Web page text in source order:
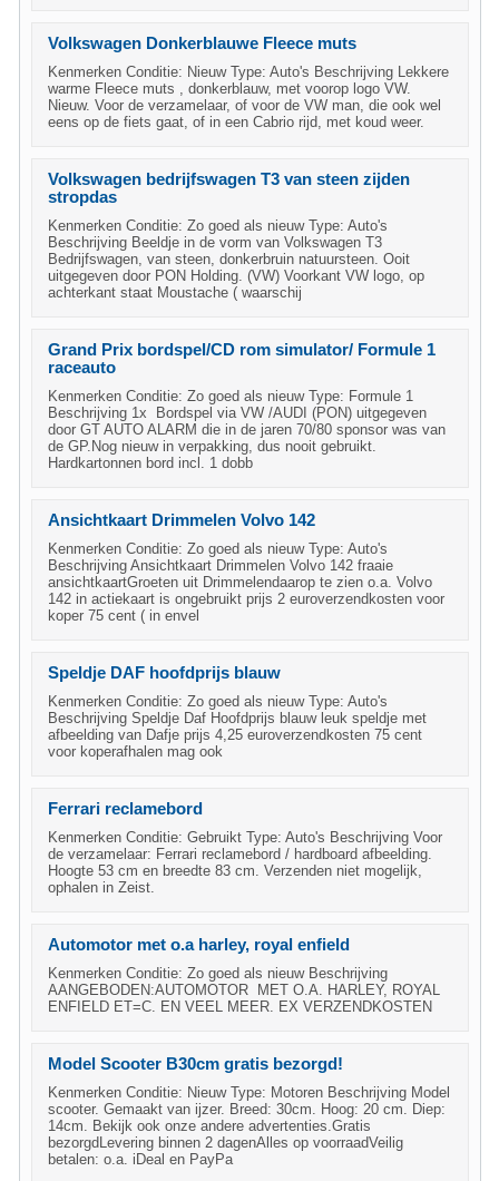
Volkswagen Donkerblauwe Fleece muts
Kenmerken Conditie: Nieuw Type: Auto's Beschrijving Lekkere
warme Fleece muts , donkerblauw, met voorop logo VW.
Nieuw. Voor de verzamelaar, of voor de VW man, die ook wel
eens op de fiets gaat, of in een Cabrio rijd, met koud weer.
Volkswagen bedrijfswagen T3 van steen zijden
stropdas
Kenmerken Conditie: Zo goed als nieuw Type: Auto's
Beschrijving Beeldje in de vorm van Volkswagen T3
Bedrijfswagen, van steen, donkerbruin natuursteen. Ooit
uitgegeven door PON Holding. (VW) Voorkant VW logo, op
achterkant staat Moustache ( waarschij
Grand Prix bordspel/CD rom simulator/ Formule 1
raceauto
Kenmerken Conditie: Zo goed als nieuw Type: Formule 1
Beschrijving 1x Bordspel via VW /AUDI (PON) uitgegeven
door GT AUTO ALARM die in de jaren 70/80 sponsor was van
de GP.Nog nieuw in verpakking, dus nooit gebruikt.
Hardkartonnen bord incl. 1 dobb
Ansichtkaart Drimmelen Volvo 142
Kenmerken Conditie: Zo goed als nieuw Type: Auto's
Beschrijving Ansichtkaart Drimmelen Volvo 142 fraaie
ansichtkaartGroeten uit Drimmelendaarop te zien o.a. Volvo
142 in actiekaart is ongebruikt prijs 2 euroverzendkosten voor
koper 75 cent ( in envel
Speldje DAF hoofdprijs blauw
Kenmerken Conditie: Zo goed als nieuw Type: Auto's
Beschrijving Speldje Daf Hoofdprijs blauw leuk speldje met
afbeelding van Dafje prijs 4,25 euroverzendkosten 75 cent
voor koperafhalen mag ook
Ferrari reclamebord
Kenmerken Conditie: Gebruikt Type: Auto's Beschrijving Voor
de verzamelaar: Ferrari reclamebord / hardboard afbeelding.
Hoogte 53 cm en breedte 83 cm. Verzenden niet mogelijk,
ophalen in Zeist.
Automotor met o.a harley, royal enfield
Kenmerken Conditie: Zo goed als nieuw Beschrijving
AANGEBODEN:AUTOMOTOR MET O.A. HARLEY, ROYAL
ENFIELD ET=C. EN VEEL MEER. EX VERZENDKOSTEN
Model Scooter B30cm gratis bezorgd!
Kenmerken Conditie: Nieuw Type: Motoren Beschrijving Model
scooter. Gemaakt van ijzer. Breed: 30cm. Hoog: 20 cm. Diep:
14cm. Bekijk ook onze andere advertenties.Gratis
bezorgdLevering binnen 2 dagenAlles op voorraadVeilig
betalen: o.a. iDeal en PayPa